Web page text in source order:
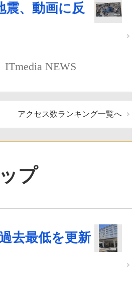
震、動画に反
ITmedia NEWS
アクセス数ランキング一覧へ
プ
去最低を更新